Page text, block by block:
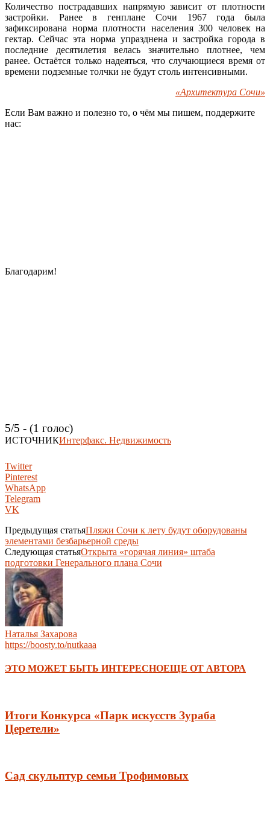
Количество пострадавших напрямую зависит от плотности
застройки. Ранее в генплане Сочи 1967 года была
зафиксирована норма плотности населения 300 человек на
гектар. Сейчас эта норма упразднена и застройка города в
последние десятилетия велась значительно плотнее, чем
ранее. Остаётся только надеяться, что случающиеся время от
времени подземные толчки не будут столь интенсивными.
«Архитектура Сочи»
Если Вам важно и полезно то, о чём мы пишем, поддержите
нас:
Благодарим!
5/5 - (1 голос)
ИСТОЧНИКИнтерфакс. Недвижимость
Twitter
Pinterest
WhatsApp
Telegram
VK
Предыдущая статьяПляжи Сочи к лету будут оборудованы
элементами безбарьерной среды
Следующая статьяОткрыта «горячая линия» штаба
подготовки Генерального плана Сочи
Наталья Захарова
https://boosty.to/nutkaaa
ЭТО МОЖЕТ БЫТЬ ИНТЕРЕСНОЕЩЕ ОТ АВТОРА
Итоги Конкурса «Парк искусств Зураба
Церетели»
Сад скульптур семьи Трофимовых